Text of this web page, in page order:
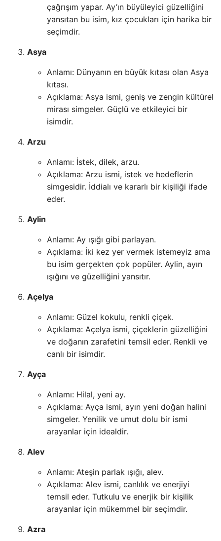
çağrışım yapar. Ay’ın büyüleyici güzelliğini
yansıtan bu isim, kız çocukları için harika bir
seçimdir.
Asya
Anlamı: Dünyanın en büyük kıtası olan Asya
kıtası.
Açıklama: Asya ismi, geniş ve zengin kültürel
mirası simgeler. Güçlü ve etkileyici bir
isimdir.
Arzu
Anlamı: İstek, dilek, arzu.
Açıklama: Arzu ismi, istek ve hedeflerin
simgesidir. İddialı ve kararlı bir kişiliği ifade
eder.
Aylin
Anlamı: Ay ışığı gibi parlayan.
Açıklama: İki kez yer vermek istemeyiz ama
bu isim gerçekten çok popüler. Aylin, ayın
ışığını ve güzelliğini yansıtır.
Açelya
Anlamı: Güzel kokulu, renkli çiçek.
Açıklama: Açelya ismi, çiçeklerin güzelliğini
ve doğanın zarafetini temsil eder. Renkli ve
canlı bir isimdir.
Ayça
Anlamı: Hilal, yeni ay.
Açıklama: Ayça ismi, ayın yeni doğan halini
simgeler. Yenilik ve umut dolu bir ismi
arayanlar için idealdir.
Alev
Anlamı: Ateşin parlak ışığı, alev.
Açıklama: Alev ismi, canlılık ve enerjiyi
temsil eder. Tutkulu ve enerjik bir kişilik
arayanlar için mükemmel bir seçimdir.
Azra